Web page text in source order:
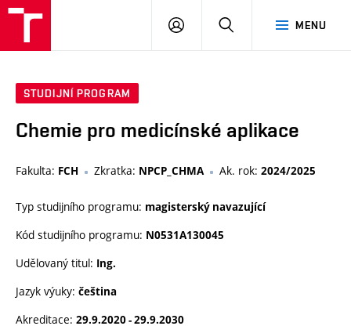
MENU
PŘIHLÁSIT
STUDIJNÍ PROGRAM
Chemie pro medicínské aplikace
Fakulta: FCH Zkratka: NPCP_CHMA Ak. rok: 2024/2025
Typ studijního programu: magisterský navazující
Kód studijního programu: N0531A130045
Udělovaný titul: Ing.
Jazyk výuky: čeština
Akreditace: 29.9.2020 - 29.9.2030